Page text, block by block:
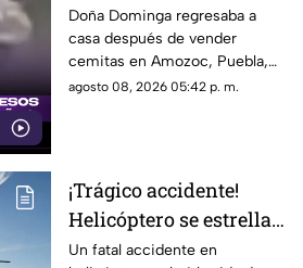
cumpleaños; Este es el
caso de Doña Dominga
Doña Dominga regresaba a
casa después de vender
cemitas en Amozoc, Puebla,
cuando presuntamente un
agosto 08, 2026 05:42 p. m.
¡Trágico accidente!
Helicóptero se estrella
en zona boscosa y
Un fatal accidente en